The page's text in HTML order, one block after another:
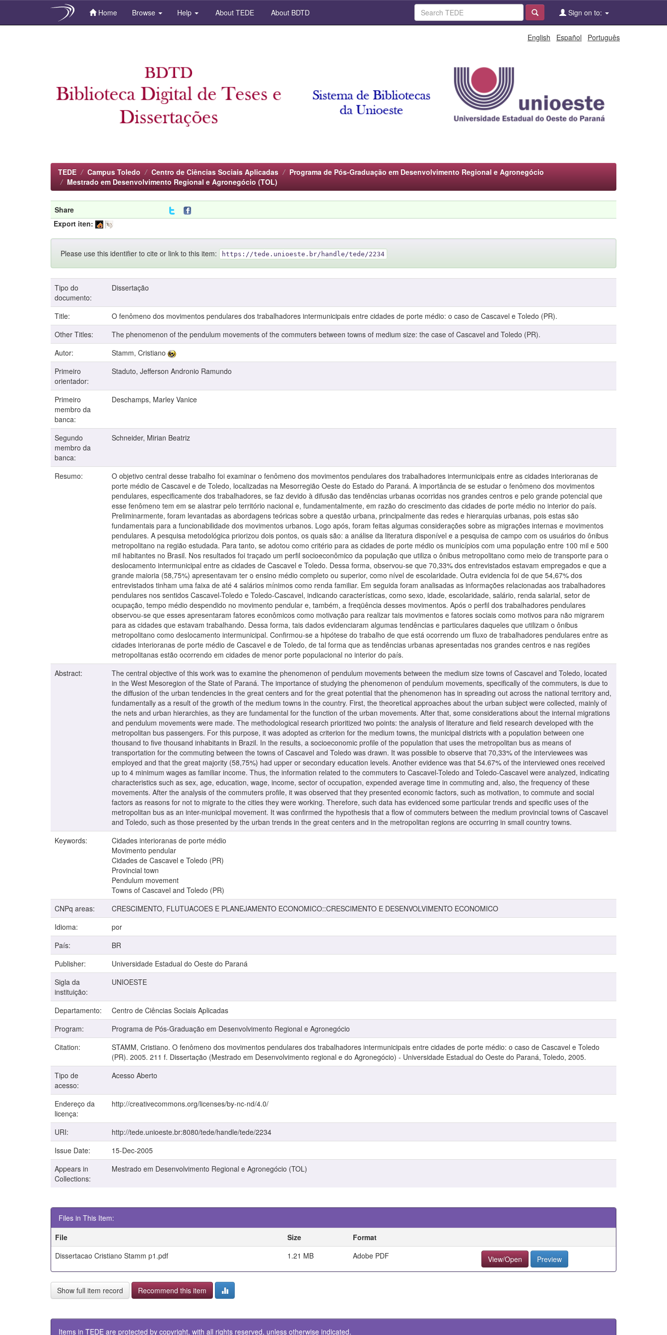
Home Browse Help About TEDE About BDTD Sign on to:
English Español Português
TEDE Campus Toledo Centro de Ciências Sociais Aplicadas
Programa de Pós-Graduação em Desenvolvimento Regional e Agronegócio
Mestrado em Desenvolvimento Regional e Agronegócio (TOL)
Share
Export iten:
Please use this identifier to cite or link to this item: https://tede.unioeste.br/handle/tede/2234
Tipo do
documento:
Dissertação
Title:
O fenômeno dos movimentos pendulares dos trabalhadores intermunicipais entre cidades de porte médio: o caso de Cascavel e Toledo (PR).
Other Titles:
The phenomenon of the pendulum movements of the commuters between towns of medium size: the case of Cascavel and Toledo (PR).
Autor:
Stamm, Cristiano
Primeiro
orientador:
Staduto, Jefferson Andronio Ramundo
Primeiro
membro da
banca:
Deschamps, Marley Vanice
Segundo
membro da
banca:
Schneider, Mirian Beatriz
Resumo:
O objetivo central desse trabalho foi examinar o fenômeno dos movimentos pendulares dos trabalhadores intermunicipais entre as cidades interioranas de
porte médio de Cascavel e de Toledo, localizadas na Mesorregião Oeste do Estado do Paraná. A importância de se estudar o fenômeno dos movimentos
pendulares, especificamente dos trabalhadores, se faz devido à difusão das tendências urbanas ocorridas nos grandes centros e pelo grande potencial que
esse fenômeno tem em se alastrar pelo território nacional e, fundamentalmente, em razão do crescimento das cidades de porte médio no interior do país.
Preliminarmente, foram levantadas as abordagens teóricas sobre a questão urbana, principalmente das redes e hierarquias urbanas, pois estas são
fundamentais para a funcionabilidade dos movimentos urbanos. Logo após, foram feitas algumas considerações sobre as migrações internas e movimentos
pendulares. A pesquisa metodológica priorizou dois pontos, os quais são: a análise da literatura disponível e a pesquisa de campo com os usuários do ônibus
metropolitano na região estudada. Para tanto, se adotou como critério para as cidades de porte médio os municípios com uma população entre 100 mil e 500
mil habitantes no Brasil. Nos resultados foi traçado um perfil socioeconômico da população que utiliza o ônibus metropolitano como meio de transporte para o
deslocamento intermunicipal entre as cidades de Cascavel e Toledo. Dessa forma, observou-se que 70,33% dos entrevistados estavam empregados e que a
grande maioria (58,75%) apresentavam ter o ensino médio completo ou superior, como nível de escolaridade. Outra evidencia foi de que 54,67% dos
entrevistados tinham uma faixa de até 4 salários mínimos como renda familiar. Em seguida foram analisadas as informações relacionadas aos trabalhadores
pendulares nos sentidos Cascavel-Toledo e Toledo-Cascavel, indicando características, como sexo, idade, escolaridade, salário, renda salarial, setor de
ocupação, tempo médio despendido no movimento pendular e, também, a freqüência desses movimentos. Após o perfil dos trabalhadores pendulares
observou-se que esses apresentaram fatores econômicos como motivação para realizar tais movimentos e fatores sociais como motivos para não migrarem
para as cidades que estavam trabalhando. Dessa forma, tais dados evidenciaram algumas tendências e particulares daqueles que utilizam o ônibus
metropolitano como deslocamento intermunicipal. Confirmou-se a hipótese do trabalho de que está ocorrendo um fluxo de trabalhadores pendulares entre as
cidades interioranas de porte médio de Cascavel e de Toledo, de tal forma que as tendências urbanas apresentadas nos grandes centros e nas regiões
metropolitanas estão ocorrendo em cidades de menor porte populacional no interior do país.
Abstract:
The central objective of this work was to examine the phenomenon of pendulum movements between the medium size towns of Cascavel and Toledo, located
in the West Mesoregion of the State of Paraná. The importance of studying the phenomenon of pendulum movements, specifically of the commuters, is due to
the diffusion of the urban tendencies in the great centers and for the great potential that the phenomenon has in spreading out across the national territory and,
fundamentally as a result of the growth of the medium towns in the country. First, the theoretical approaches about the urban subject were collected, mainly of
the nets and urban hierarchies, as they are fundamental for the function of the urban movements. After that, some considerations about the internal migrations
and pendulum movements were made. The methodological research prioritized two points: the analysis of literature and field research developed with the
metropolitan bus passengers. For this purpose, it was adopted as criterion for the medium towns, the municipal districts with a population between one
thousand to five thousand inhabitants in Brazil. In the results, a socioeconomic profile of the population that uses the metropolitan bus as means of
transportation for the commuting between the towns of Cascavel and Toledo was drawn. It was possible to observe that 70,33% of the interviewees was
employed and that the great majority (58,75%) had upper or secondary education levels. Another evidence was that 54.67% of the interviewed ones received
up to 4 minimum wages as familiar income. Thus, the information related to the commuters to Cascavel-Toledo and Toledo-Cascavel were analyzed, indicating
characteristics such as sex, age, education, wage, income, sector of occupation, expended average time in commuting and, also, the frequency of these
movements. After the analysis of the commuters profile, it was observed that they presented economic factors, such as motivation, to commute and social
factors as reasons for not to migrate to the cities they were working. Therefore, such data has evidenced some particular trends and specific uses of the
metropolitan bus as an inter-municipal movement. It was confirmed the hypothesis that a flow of commuters between the medium provincial towns of Cascavel
and Toledo, such as those presented by the urban trends in the great centers and in the metropolitan regions are occurring in small country towns.
Keywords:
Cidades interioranas de porte médio
Movimento pendular
Cidades de Cascavel e Toledo (PR)
Provincial town
Pendulum movement
Towns of Cascavel and Toledo (PR)
CNPq areas:
CRESCIMENTO, FLUTUACOES E PLANEJAMENTO ECONOMICO::CRESCIMENTO E DESENVOLVIMENTO ECONOMICO
Idioma:
por
País:
BR
Publisher:
Universidade Estadual do Oeste do Paraná
Sigla da
instituição:
UNIOESTE
Departamento:
Centro de Ciências Sociais Aplicadas
Program:
Programa de Pós-Graduação em Desenvolvimento Regional e Agronegócio
Citation:
STAMM, Cristiano. O fenômeno dos movimentos pendulares dos trabalhadores intermunicipais entre cidades de porte médio: o caso de Cascavel e Toledo
(PR). 2005. 211 f. Dissertação (Mestrado em Desenvolvimento regional e do Agronegócio) - Universidade Estadual do Oeste do Paraná, Toledo, 2005.
Tipo de
acesso:
Acesso Aberto
Endereço da
licença:
http://creativecommons.org/licenses/by-nc-nd/4.0/
URI:
http://tede.unioeste.br:8080/tede/handle/tede/2234
Issue Date:
15-Dec-2005
Appears in
Collections:
Mestrado em Desenvolvimento Regional e Agronegócio (TOL)
Files in This Item:
File
Size
Format
Dissertacao Cristiano Stamm p1.pdf
1.21 MB Adobe PDF View/Open Preview
Show full item record Recommend this item
Items in TEDE are protected by copyright, with all rights reserved, unless otherwise indicated.